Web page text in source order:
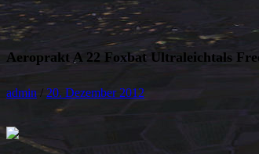
Aeroprakt A 22 Foxbat Ultraleichtals
admin / 20. Dezember 2012